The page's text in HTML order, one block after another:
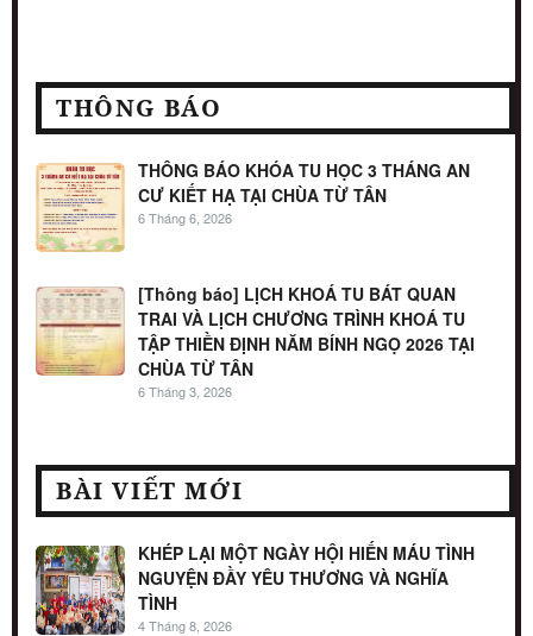
THÔNG BÁO
THÔNG BÁO KHÓA TU HỌC 3 THÁNG AN
CƯ KIẾT HẠ TẠI CHÙA TỪ TÂN
6 Tháng 6, 2026
[Thông báo] LỊCH KHOÁ TU BÁT QUAN
TRAI VÀ LỊCH CHƯƠNG TRÌNH KHOÁ TU
TẬP THIỀN ĐỊNH NĂM BÍNH NGỌ 2026 TẠI
CHÙA TỪ TÂN
6 Tháng 3, 2026
BÀI VIẾT MỚI
KHÉP LẠI MỘT NGÀY HỘI HIẾN MÁU TÌNH
NGUYỆN ĐẦY YÊU THƯƠNG VÀ NGHĨA
TÌNH
4 Tháng 8, 2026